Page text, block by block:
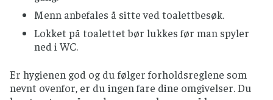
Hold rå og ferdiglaget mat atskilt.
Skyll frukt og grønnsaker grundig med
rennende vann.
Personer som lager eller håndterer maten
skal være friske (ikke ha magesyke, være
forkjølet eller ha betente sår på hendende).
Menn anbefales å sitte ved toalettbesøk.
Lokket på toalettet bør lukkes før man spyler
ned i WC.
Er hygienen god og du følger forholdsreglene som
nevnt ovenfor, er du ingen fare dine omgivelser. Du